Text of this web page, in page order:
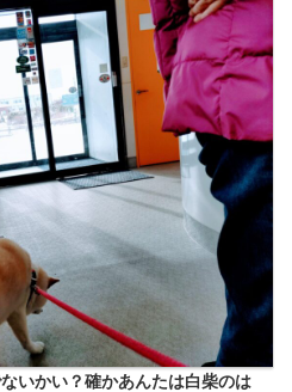
いかい？確かあんたは白柴のは